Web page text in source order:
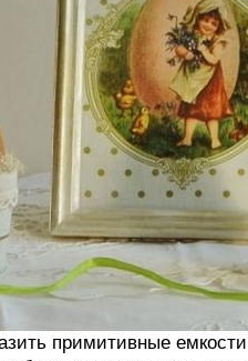
примитивные